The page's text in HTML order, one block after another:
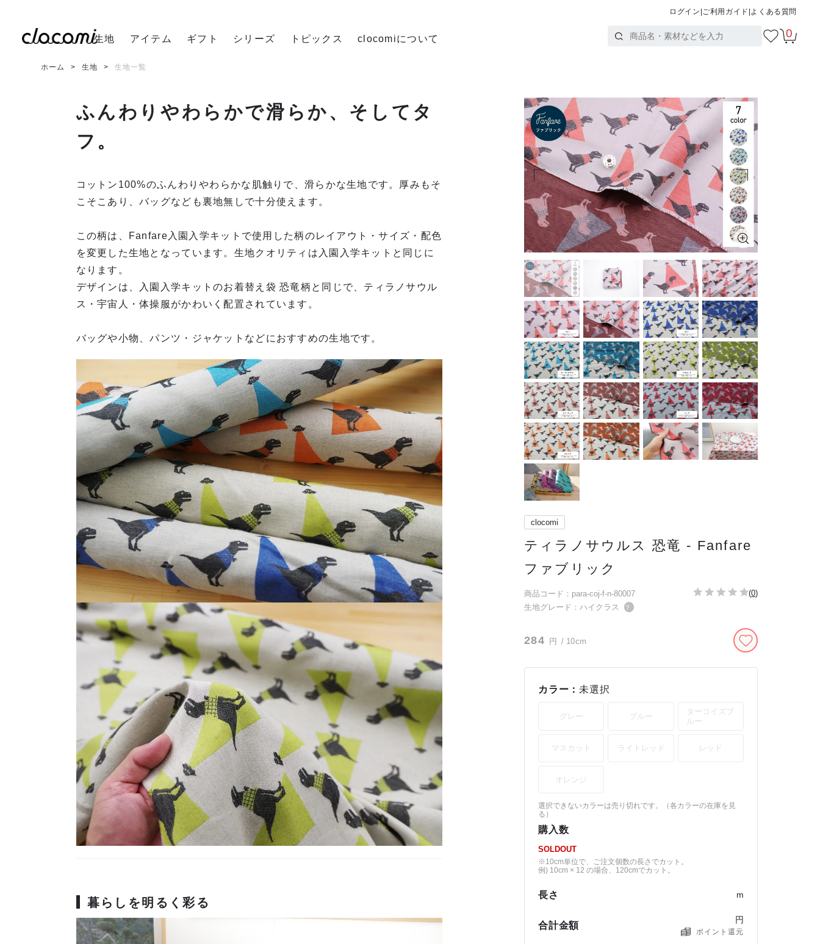
ログイン ご利用ガイド よくある質問
生地 アイテム ギフト シリーズ トピックス clocomiについて 0
ホーム 生地 生地一覧
clocomi
ティラノサウルス 恐竜 - Fanfare
ファブリック
商品コード：para-coj-f-n-80007
生地グレード：ハイクラス
？
(0)
284 円 / 10cm
カラー： 未選択
グレー ブルー
ターコイズブ
ルー
マスカット ライトレッド レッド
オレンジ
選択できないカラーは売り切れです。（各カラーの在庫を見
る ）
購入数
SOLDOUT
※10cm単位で、ご注文個数の長さでカット。
例) 10cm × 12 の場合、120cmでカット。
長さ m
合計金額
円
ポイント還元
ふんわりやわらかで滑らか、そしてタ
フ。
コットン100%のふんわりやわらかな肌触りで、滑らかな生地です。厚みもそ
こそこあり、バッグなども裏地無しで十分使えます。
この柄は、Fanfare入園入学キットで使用した柄のレイアウト・サイズ・配色
を変更した生地となっています。生地クオリティは入園入学キットと同じに
なります。
デザインは、入園入学キットのお着替え袋 恐竜柄と同じで、ティラノサウル
ス・宇宙人・体操服がかわいく配置されています。
バッグや小物、パンツ・ジャケットなどにおすすめの生地です。
暮らしを明るく彩る